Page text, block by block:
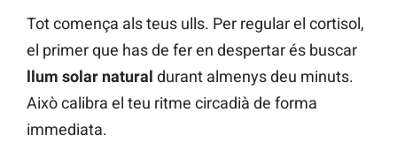
Tot comença als teus ulls. Per regular el cortisol,
el primer que has de fer en despertar és buscar
llum solar natural durant almenys deu minuts.
Això calibra el teu ritme circadià de forma
immediata.